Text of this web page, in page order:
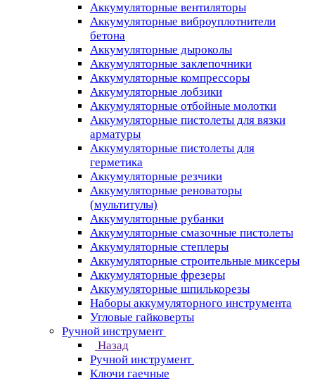
Аккумуляторные вентиляторы
Аккумуляторные виброуплотнители
бетона
Аккумуляторные дыроколы
Аккумуляторные заклепочники
Аккумуляторные компрессоры
Аккумуляторные лобзики
Аккумуляторные отбойные молотки
Аккумуляторные пистолеты для вязки
арматуры
Аккумуляторные пистолеты для
герметика
Аккумуляторные резчики
Аккумуляторные реноваторы
(мультитулы)
Аккумуляторные рубанки
Аккумуляторные смазочные пистолеты
Аккумуляторные степлеры
Аккумуляторные строительные миксеры
Аккумуляторные фрезеры
Аккумуляторные шпилькорезы
Наборы аккумуляторного инструмента
Угловые гайковерты
Ручной инструмент
Назад
Ручной инструмент
Ключи гаечные